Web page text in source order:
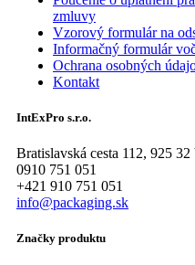
zmluvy
Vzorový formulár na
Informačný formulár
Ochrana osobných
Kontakt
IntExPro s.r.o.
Bratislavská cesta 112, 925
0910 751 051
+421 910 751 051
info@packaging.sk
Značky produktu